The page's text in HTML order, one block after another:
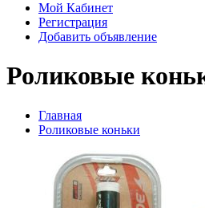
Мой Кабинет
Регистрация
Добавить объявление
Роликовые
Главная
Роликовые коньки